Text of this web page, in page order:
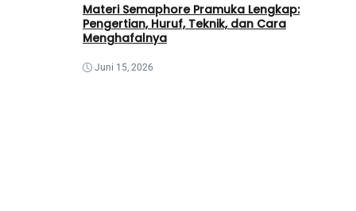
Materi Semaphore Pramuka Lengkap:
Pengertian, Huruf, Teknik, dan Cara
Menghafalnya
Juni 15, 2026